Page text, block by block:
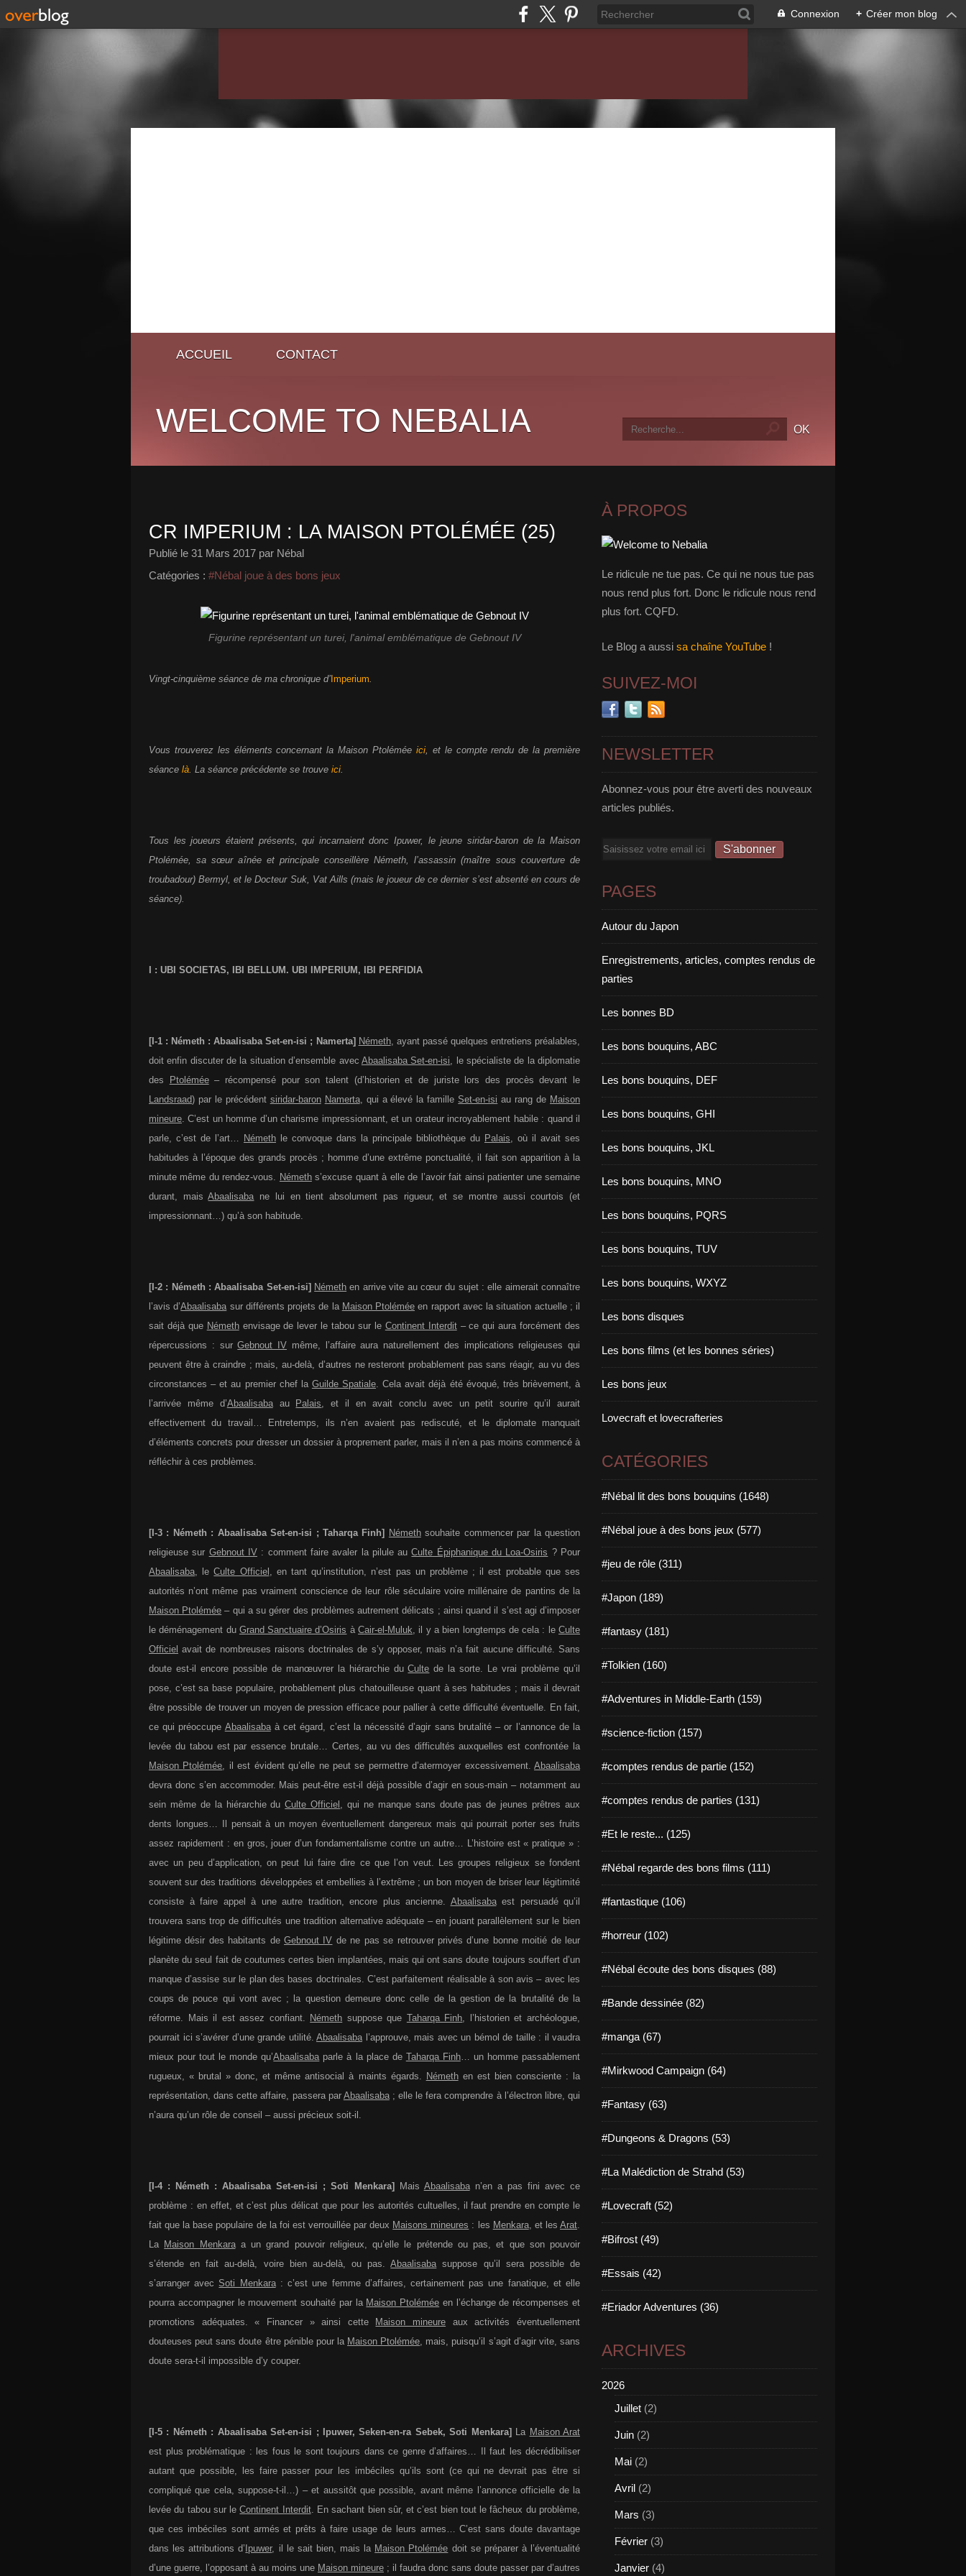
Connexion + Créer mon blog
ACCUEIL CONTACT
WELCOME TO NEBALIA
CR IMPERIUM : LA MAISON PTOLÉMÉE (25)
Publié le 31 Mars 2017 par Nébal
Catégories : #Nébal joue à des bons jeux
Figurine représentant un turei, l'animal emblématique de Gebnout IV
Vingt-cinquième séance de ma chronique d’ Imperium.
Vous trouverez les éléments concernant la Maison Ptolémée ici, et le compte rendu de la première
séance là. La séance précédente se trouve ici.
Tous les joueurs étaient présents, qui incarnaient donc Ipuwer, le jeune siridar-baron de la Maison
Ptolémée, sa sœur aînée et principale conseillère Németh, l’assassin (maître sous couverture de
troubadour) Bermyl, et le Docteur Suk, Vat Aills (mais le joueur de ce dernier s’est absenté en cours de
séance).
I : UBI SOCIETAS, IBI BELLUM. UBI IMPERIUM, IBI PERFIDIA
[I-1 : Németh : Abaalisaba Set-en-isi ; Namerta] Németh, ayant passé quelques entretiens préalables,
doit enfin discuter de la situation d’ensemble avec Abaalisaba Set-en-isi, le spécialiste de la diplomatie
des
Ptolémée– récompensé pour son talent (d’historien et de juriste lors des procès devant le
Landsraad) par le précédent siridar-baron Namerta, qui a élevé la familleSet-en-isi au rang de Maison
mineure. C’est un homme d’un charisme impressionnant, et un orateur incroyablement habile : quand il
parle, c’est de l’art… Németh le convoque dans la principale bibliothèque du Palais, où il avait ses
habitudes à l’époque des grands procès ; homme d’une extrême ponctualité, il fait son apparition à la
minute même du rendez-vous. Némeths’excuse quant à elle de l’avoir fait ainsi patienter une semaine
durant, maisAbaalisabane lui en tient absolument pas rigueur, et se montre aussi courtois (et
impressionnant…) qu’à son habitude.
[I-2 : Németh : Abaalisaba Set-en-isi] Németh en arrive vite au cœur du sujet : elle aimerait connaître
l’avis d’Abaalisabasur différents projets de la Maison Ptolémée en rapport avec la situation actuelle ; il
sait déjà que Némethenvisage de lever le tabou sur le Continent Interdit– ce qui aura forcément des
répercussions : surGebnout IV même, l’affaire aura naturellement des implications religieuses qui
peuvent être à craindre ; mais, au-delà, d’autres ne resteront probablement pas sans réagir, au vu des
circonstances – et au premier chef la Guilde Spatiale. Cela avait déjà été évoqué, très brièvement, à
l’arrivée même d’Abaalisabaau Palais, et il en avait conclu avec un petit sourire qu’il aurait
effectivement du travail… Entretemps, ils n’en avaient pas rediscuté, et le diplomate manquait
d’éléments concrets pour dresser un dossier à proprement parler, mais il n’en a pas moins commencé à
réfléchir à ces problèmes.
[I-3 : Németh : Abaalisaba Set-en-isi ; Taharqa Finh] Némethsouhaite commencer par la question
religieuse sur Gebnout IV: comment faire avaler la pilule auCulte Épiphanique du Loa-Osiris ? Pour
Abaalisaba, leCulte Officiel , en tant qu’institution, n’est pas un problème ; il est probable que ses
autorités n’ont même pas vraiment conscience de leur rôle séculaire voire millénaire de pantins de la
Maison Ptolémée – qui a su gérer des problèmes autrement délicats ; ainsi quand il s’est agi d’imposer
le déménagement du Grand Sanctuaire d’Osiris àCair-el-Muluk, il y a bien longtemps de cela : leCulte
Officiel avait de nombreuses raisons doctrinales de s’y opposer, mais n’a fait aucune difficulté. Sans
doute est-il encore possible de manœuvrer la hiérarchie duCulte de la sorte. Le vrai problème qu’il
pose, c’est sa base populaire, probablement plus chatouilleuse quant à ses habitudes ; mais il devrait
être possible de trouver un moyen de pression efficace pour pallier à cette difficulté éventuelle. En fait,
ce qui préoccupe Abaalisabaà cet égard, c’est la nécessité d’agir sans brutalité – or l’annonce de la
levée du tabou est par essence brutale… Certes, au vu des difficultés auxquelles est confrontée la
Maison Ptolémée, il est évident qu’elle ne peut se permettre d’atermoyer excessivement.Abaalisaba
devra donc s’en accommoder. Mais peut-être est-il déjà possible d’agir en sous-main – notamment au
sein même de la hiérarchie duCulte Officiel , qui ne manque sans doute pas de jeunes prêtres aux
dents longues… Il pensait à un moyen éventuellement dangereux mais qui pourrait porter ses fruits
assez rapidement : en gros, jouer d’un fondamentalisme contre un autre… L’histoire est « pratique » :
avec un peu d’application, on peut lui faire dire ce que l’on veut. Les groupes religieux se fondent
souvent sur des traditions développées et embellies à l’extrême ; un bon moyen de briser leur légitimité
consiste à faire appel à une autre tradition, encore plus ancienne. Abaalisabaest persuadé qu’il
trouvera sans trop de difficultés une tradition alternative adéquate – en jouant parallèlement sur le bien
légitime désir des habitants deGebnout IV de ne pas se retrouver privés d’une bonne moitié de leur
planète du seul fait de coutumes certes bien implantées, mais qui ont sans doute toujours souffert d’un
manque d’assise sur le plan des bases doctrinales. C’est parfaitement réalisable à son avis – avec les
coups de pouce qui vont avec ; la question demeure donc celle de la gestion de la brutalité de la
réforme. Mais il est assez confiant. Németh suppose que Taharqa Finh, l’historien et archéologue,
pourrait ici s’avérer d’une grande utilité. Abaalisabal’approuve, mais avec un bémol de taille : il vaudra
mieux pour tout le monde qu’Abaalisabaparle à la place de Taharqa Finh… un homme passablement
rugueux, « brutal » donc, et même antisocial à maints égards. Némethen est bien consciente : la
représentation, dans cette affaire, passera par Abaalisaba; elle le fera comprendre à l’électron libre, qui
n’aura qu’un rôle de conseil – aussi précieux soit-il.
[I-4 : Németh : Abaalisaba Set-en-isi ; Soti Menkara] Mais Abaalisaban’en a pas fini avec ce
problème : en effet, et c’est plus délicat que pour les autorités cultuelles, il faut prendre en compte le
fait que la base populaire de la foi est verrouillée par deux Maisons mineures : les Menkara, et lesArat.
La Maison Menkaraa un grand pouvoir religieux, qu’elle le prétende ou pas, et que son pouvoir
s’étende en fait au-delà, voire bien au-delà, ou pas.Abaalisabasuppose qu’il sera possible de
s’arranger avecSoti Menkara: c’est une femme d’affaires, certainement pas une fanatique, et elle
pourra accompagner le mouvement souhaité par la Maison Ptolémée en l’échange de récompenses et
promotions adéquates. « Financer » ainsi cette
Maison mineure aux activités éventuellement
douteuses peut sans doute être pénible pour la Maison Ptolémée, mais, puisqu’il s’agit d’agir vite, sans
doute sera-t-il impossible d’y couper.
[I-5 : Németh : Abaalisaba Set-en-isi ; Ipuwer, Seken-en-ra Sebek, Soti Menkara] La Maison Arat
est plus problématique : les fous le sont toujours dans ce genre d’affaires… Il faut les décrédibiliser
autant que possible, les faire passer pour les imbéciles qu’ils sont (ce qui ne devrait pas être si
compliqué que cela, suppose-t-il…) – et aussitôt que possible, avant même l’annonce officielle de la
levée du tabou sur leContinent Interdit. En sachant bien sûr, et c’est bien tout le fâcheux du problème,
que ces imbéciles sont armés et prêts à faire usage de leurs armes… C’est sans doute davantage
dans les attributions d’ Ipuwer, il le sait bien, mais la Maison Ptolémée doit se préparer à l’éventualité
d’une guerre, l’opposant à au moins une Maison mineure ; il faudra donc sans doute passer par d’autres
À PROPOS
Le ridicule ne tue pas. Ce qui ne nous tue pas
nous rend plus fort. Donc le ridicule nous rend
plus fort. CQFD.
Le Blog a aussi sa chaîne YouTube !
SUIVEZ-MOI
NEWSLETTER
Abonnez-vous pour être averti des nouveaux
articles publiés.
Email
PAGES
Autour du Japon
Enregistrements, articles, comptes rendus de
parties
Les bonnes BD
Les bons bouquins, ABC
Les bons bouquins, DEF
Les bons bouquins, GHI
Les bons bouquins, JKL
Les bons bouquins, MNO
Les bons bouquins, PQRS
Les bons bouquins, TUV
Les bons bouquins, WXYZ
Les bons disques
Les bons films (et les bonnes séries)
Les bons jeux
Lovecraft et lovecrafteries
CATÉGORIES
#Nébal lit des bons bouquins (1648)
#Nébal joue à des bons jeux (577)
#jeu de rôle (311)
#Japon (189)
#fantasy (181)
#Tolkien (160)
#Adventures in Middle-Earth (159)
#science-fiction (157)
#comptes rendus de partie (152)
#comptes rendus de parties (131)
#Et le reste... (125)
#Nébal regarde des bons films (111)
#fantastique (106)
#horreur (102)
#Nébal écoute des bons disques (88)
#Bande dessinée (82)
#manga (67)
#Mirkwood Campaign (64)
#Fantasy (63)
#Dungeons & Dragons (53)
#La Malédiction de Strahd (53)
#Lovecraft (52)
#Bifrost (49)
#Essais (42)
#Eriador Adventures (36)
ARCHIVES
2026
Juillet (2)
Juin (2)
Mai (2)
Avril (2)
Mars (3)
Février (3)
Janvier (4)